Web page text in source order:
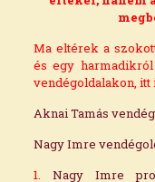
Ma eltérek a
és egy
vendégoldalakon,
Aknai Tamás
Nagy Imre
1. Nagy Imre